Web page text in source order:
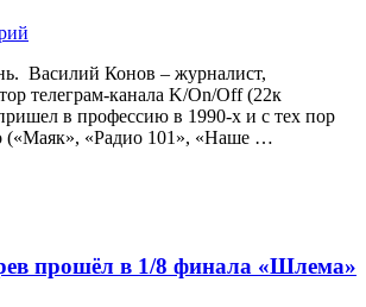
Василий Конов – журналист,
телеграм-канала K/On/Off (22к
в профессию в 1990-х и с тех пор
(«Маяк», «Радио 101», «Наше …
прошёл в 1/8 финала «Шлема»